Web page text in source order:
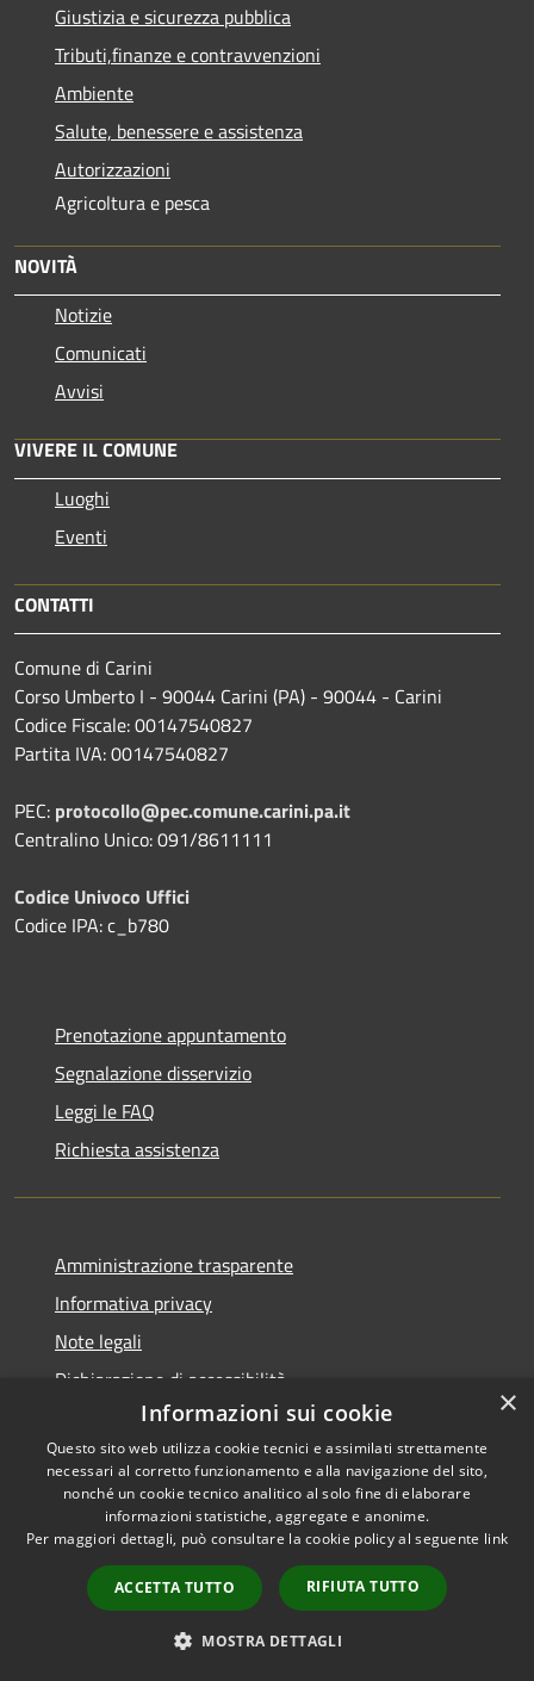
Giustizia e sicurezza pubblica
Tributi,finanze e contravvenzioni
Ambiente
Salute, benessere e assistenza
Autorizzazioni
Agricoltura e pesca
NOVITÀ
Notizie
Comunicati
Avvisi
VIVERE IL COMUNE
Luoghi
Eventi
CONTATTI
Comune di Carini
Corso Umberto I - 90044 Carini (PA) - 90044 - Carini
Codice Fiscale: 00147540827
Partita IVA: 00147540827
PEC: protocollo@pec.comune.carini.pa.it
Centralino Unico: 091/8611111
Codice Univoco Uffici
Codice IPA: c_b780
Prenotazione appuntamento
Segnalazione disservizio
Leggi le FAQ
Richiesta assistenza
Amministrazione trasparente
Informativa privacy
Note legali
Dichiarazione di accessibilità
Privacy e protezione dei dati
RSS
Accessibilità
Copyright © 2026 • Comune di
Carini • Powered by
Municipium•
Accesso
×
Informazioni sui cookie
Questo sito web utilizza cookie tecnici e assimilati strettamente
necessari al corretto funzionamento e alla navigazione del sito,
nonché un cookie tecnico analitico al solo fine di elaborare
informazioni statistiche, aggregate e anonime.
Per maggiori dettagli, può consultare la cookie policy al seguente link
ACCETTA TUTTO RIFIUTA TUTTO
MOSTRA DETTAGLI